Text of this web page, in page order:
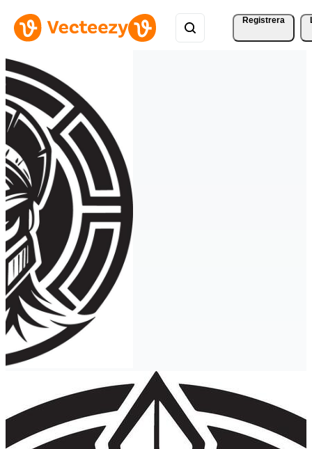
Registrera